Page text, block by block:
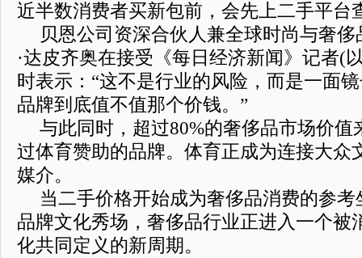
近半数消费者买新包前，会先上二手平台
贝恩公司资深合伙人兼全球时尚与奢
·达皮齐奥在接受《每日经济新闻》记者(
时表示：“这不是行业的风险，而是一面
品牌到底值不值那个价钱。”
与此同时，超过80%的奢侈品市场价值
过体育赞助的品牌。体育正成为连接大众
媒介。
当二手价格开始成为奢侈品消费的参
品牌文化秀场，奢侈品行业正进入一个被
化共同定义的新周期。